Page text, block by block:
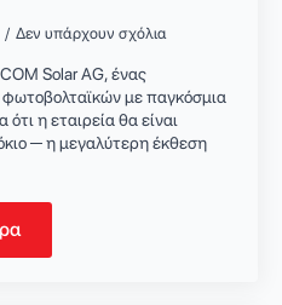
Δεν υπάρχουν σχόλια
Solar AG, ένας
με παγκόσμια
η εταιρεία θα είναι
─ η μεγαλύτερη έκθεση